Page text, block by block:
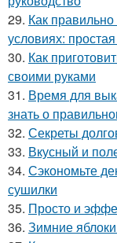
29. Как
условиях:
30. Как
своими руками
31. Время для
знать о
32. Секреты
33. Вкусный и
34. Сэкономьте
сушилки
35. Просто и
36. Зимние